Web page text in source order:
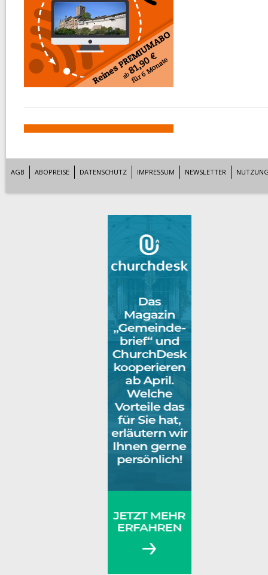
AGB ABOPREISE DATENSCHUTZ IMPRESSUM NEWSLETTER